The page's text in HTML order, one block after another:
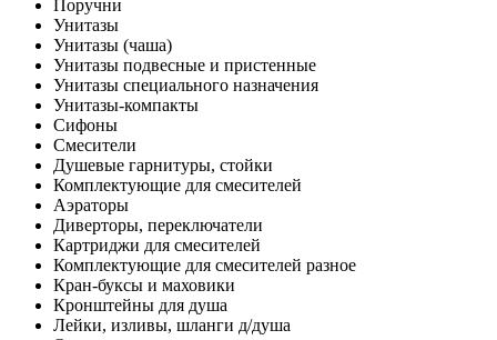
Поручни
Унитазы
Унитазы (чаша)
Унитазы подвесные и пристенные
Унитазы специального назначения
Унитазы-компакты
Сифоны
Смесители
Душевые гарнитуры, стойки
Комплектующие для смесителей
Аэраторы
Диверторы, переключатели
Картриджи для смесителей
Комплектующие для смесителей разное
Кран-буксы и маховики
Кронштейны для душа
Лейки, изливы, шланги д/душа